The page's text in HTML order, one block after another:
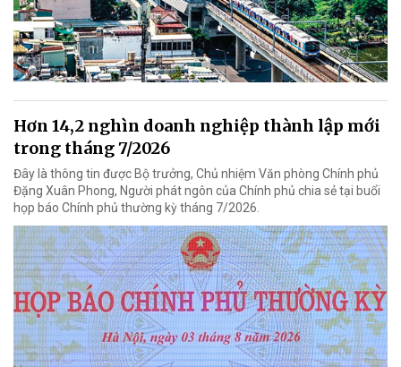
Hơn 14,2 nghìn doanh nghiệp thành lập mới
trong tháng 7/2026
Đây là thông tin được Bộ trưởng, Chủ nhiệm Văn phòng Chính phủ
Đặng Xuân Phong, Người phát ngôn của Chính phủ chia sẻ tại buổi
họp báo Chính phủ thường kỳ tháng 7/2026.